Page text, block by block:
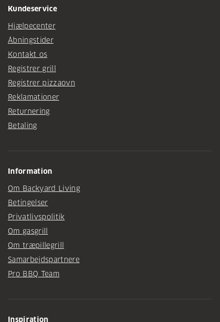
Kundeservice
Hjælpecenter
Åbningstider
Kontakt os
Registrer grill
Registrer pizzaovn
Reklamationer
Returnering
Betaling
Information
Om Backyard Living
Betingelser
Privatlivspolitik
Om gasgrill
Om træpillegrill
Samarbejdspartnere
Pro BBQ Team
Inspiration